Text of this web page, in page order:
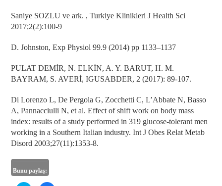
Saniye SOZLU ve ark. , Turkiye Klinikleri J Health Sci
2017;2(2):100-9
D. Johnston, Exp Physiol 99.9 (2014) pp 1133–1137
PULAT DEMİR, N. ELKİN, A. Y. BARUT, H. M.
BAYRAM, S. AVERİ, IGUSABDER, 2 (2017): 89-107.
Di Lorenzo L, De Pergola G, Zocchetti C, L’Abbate N, Basso
A, Pannacciulli N, et al. Effect of shift work on body mass
index: results of a study performed in 319 glucose-tolerant men
working in a Southern Italian industry. Int J Obes Relat Metab
Disord 2003;27(11):1353-8.
Bunu paylaş: